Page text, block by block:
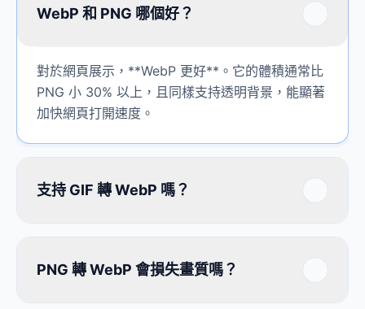
WebP 和 PNG 哪個好？
對於網頁展示，**WebP 更好**。它的體積通常比
PNG 小 30% 以上，且同樣支持透明背景，能顯著
加快網頁打開速度。
支持 GIF 轉 WebP 嗎？
PNG 轉 WebP 會損失畫質嗎？